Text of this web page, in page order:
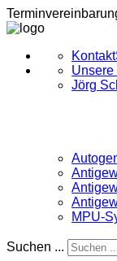
Kontakt
Unsere
Jörg
MPU-
Suchen ...